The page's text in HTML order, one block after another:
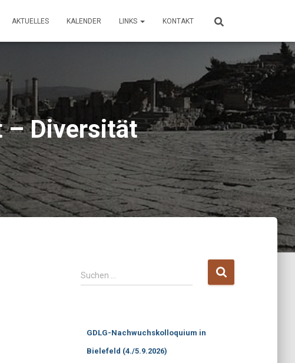
AKTUELLES KALENDER LINKS KONTAKT
– Diversität
S
u
Suchen …
GDLG-Nachwuchskolloquium in
Bielefeld (4./5.9.2026)